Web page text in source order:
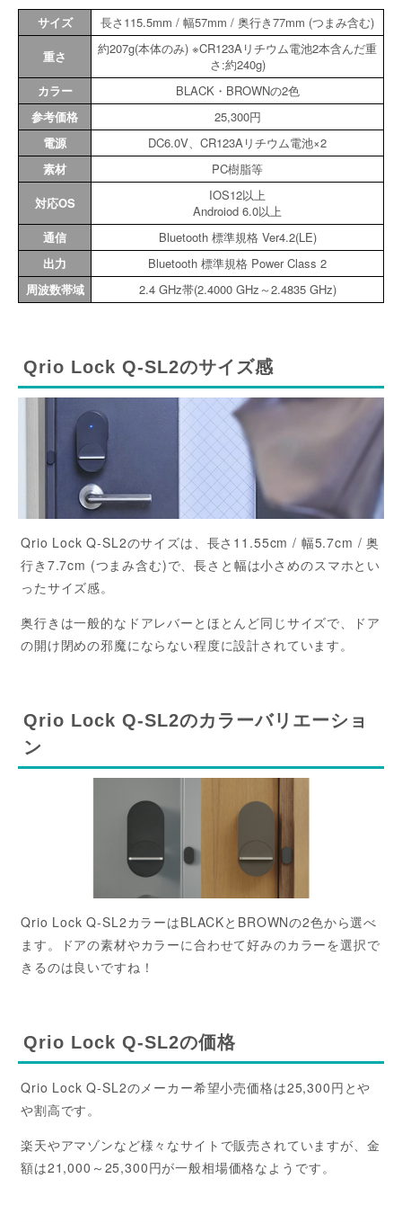
サイズ
長さ115.5mm / 幅57mm / 奥行き77mm (つまみ含む)
重さ
約207g(本体のみ) ※CR123Aリチウム電池2本含んだ重
さ:約240g)
カラー
BLACK・BROWNの2色
参考価格
25,300円
電源
DC6.0V、CR123Aリチウム電池×2
素材
PC樹脂等
対応OS
IOS12以上
Androiod 6.0以上
通信
Bluetooth 標準規格 Ver4.2(LE)
出力
Bluetooth 標準規格 Power Class 2
周波数帯域
2.4 GHz帯(2.4000 GHz～2.4835 GHz)
Qrio Lock Q-SL2のサイズ感
Qrio Lock Q-SL2のサイズは、長さ11.55cm / 幅5.7cm / 奥
行き7.7cm (つまみ含む)で、長さと幅は小さめのスマホとい
ったサイズ感。
奥行きは一般的なドアレバーとほとんど同じサイズで、ドア
の開け閉めの邪魔にならない程度に設計されています。
Qrio Lock Q-SL2のカラーバリエーショ
ン
Qrio Lock Q-SL2カラーはBLACKとBROWNの2色から選べ
ます。ドアの素材やカラーに合わせて好みのカラーを選択で
きるのは良いですね！
Qrio Lock Q-SL2の価格
Qrio Lock Q-SL2のメーカー希望小売価格は25,300円とや
や割高です。
楽天やアマゾンなど様々なサイトで販売されていますが、金
額は21,000～25,300円が一般相場価格なようです。